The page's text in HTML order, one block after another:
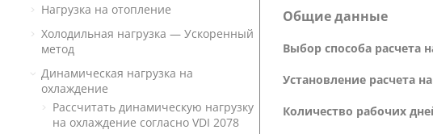
Нагрузка на отопление
Холодильная нагрузка — Ускоренный
метод
Динамическая нагрузка на
охлаждение
Рассчитать динамическую нагрузку
на охлаждение согласно VDI 2078
Общие данные
Выбор способа расчета
Установление расчета
Количество рабочих